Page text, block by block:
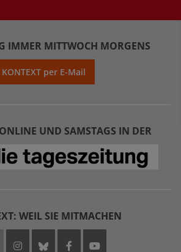
IMMER MITTWOCH MORGENS
KONTEXT per E-Mail
UND SAMSTAGS IN DER
WEIL SIE MITMACHEN